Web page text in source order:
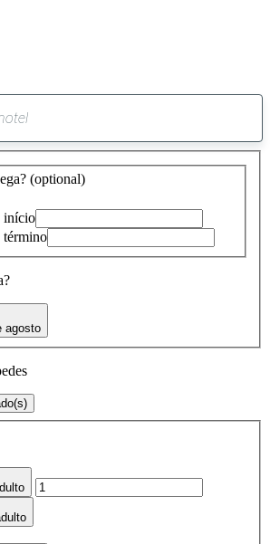
sugestão
encontrada
(optional)
início
término
agosto